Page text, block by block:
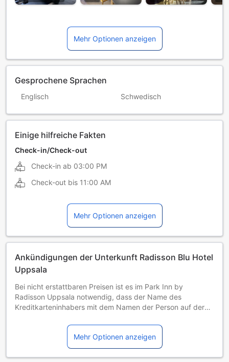
Mehr Optionen anzeigen
Gesprochene Sprachen
Englisch Schwedisch
Einige hilfreiche Fakten
Check-in/Check-out
Check-in ab 03:00 PM
Check-out bis 11:00 AM
Mehr Optionen anzeigen
Ankündigungen der Unterkunft Radisson Blu Hotel
Uppsala
Bei nicht erstattbaren Preisen ist es im Park Inn by
Radisson Uppsala notwendig, dass der Name des
Kreditkarteninhabers mit dem Namen der Person auf der
für eine andere Person vornehmen möchten, setzen Sie
sich nach der Buchung bitte direkt mit der Unterkunft in
Verbindung, um weitere Informationen zu erhalten. Beim
Check-in müssen Sie einen Lichtbildausweis sowie die
Mehr Optionen anzeigen